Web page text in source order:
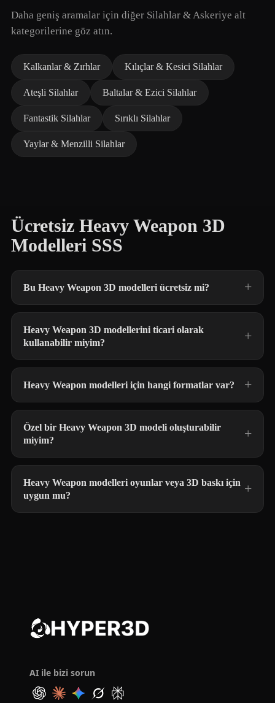
Daha geniş aramalar için diğer Silahlar & Askeriye alt
kategorilerine göz atın.
Kalkanlar & Zırhlar Kılıçlar & Kesici Silahlar
Ateşli Silahlar Baltalar & Ezici Silahlar
Fantastik Silahlar Sırıklı Silahlar
Yaylar & Menzilli Silahlar
Ücretsiz Heavy Weapon 3D
Modelleri SSS
Bu Heavy Weapon 3D modelleri ücretsiz mi?
Heavy Weapon 3D modellerini ticari olarak
kullanabilir miyim?
Heavy Weapon modelleri için hangi formatlar var?
Özel bir Heavy Weapon 3D modeli oluşturabilir
miyim?
Heavy Weapon modelleri oyunlar veya 3D baskı için
uygun mu?
AI ile bizi sorun